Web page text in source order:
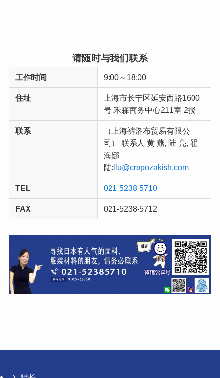
请随时与我们联系
工作时间 9:00～18:00
住址
上海市长宁区延安西路1600
号 禾森商务中心211室 2搂
联系
（上海裤洛布贸易有限公
司） 联系人 黄 燕, 陆 亮, 翟
海娜
陆:llu@cropozakish.com
TEL 021-5238-5710
FAX 021-5238-5712